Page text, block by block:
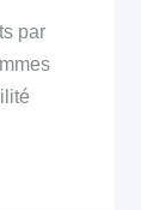
par